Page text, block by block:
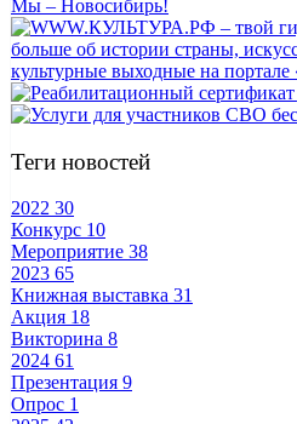
Теги новостей
2022 30
Конкурс 10
Мероприятие 38
2023 65
Книжная выставка 31
Акция 18
Викторина 8
2024 61
Презентация 9
Опрос 1